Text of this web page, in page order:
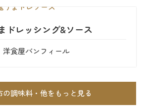
ドレッシング&ソース
洋食屋バンフィール
の調味料・他をもっと見る